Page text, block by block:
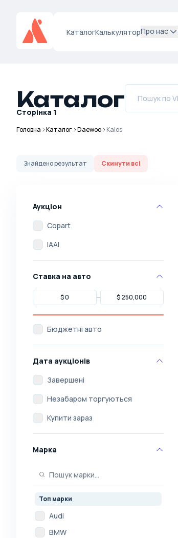
КаталогКалькуляторПро нас
Каталог
Сторінка 1
Головна Каталог Daewoo Kalos
Знайденорезультат Скинути всі
Аукціон
Copart
IAAI
Ставка на авто
Бюджетні авто
Дата аукціонів
Завершені
Незабаром торгуються
Купити зараз
Марка
Топ марки
Audi
BMW